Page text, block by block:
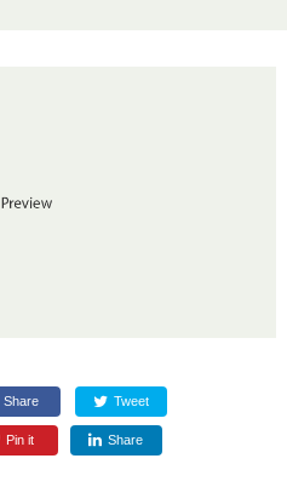
Share Tweet
Pin it Share